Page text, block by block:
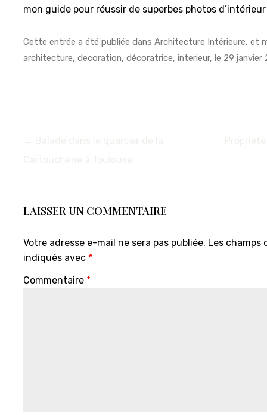
mon guide pour réussir de superbes photos d’intérieur
Cette entrée a été publiée dansArchitecture Intérieure, et
architecture,decoration,décoratrice,interieur, le 29 janvier
ARTICLES
LAISSER UN COMMENTAIRE
Votre adresse e-mail ne sera pas publiée. Les champs
indiqués avec *
Commentaire *